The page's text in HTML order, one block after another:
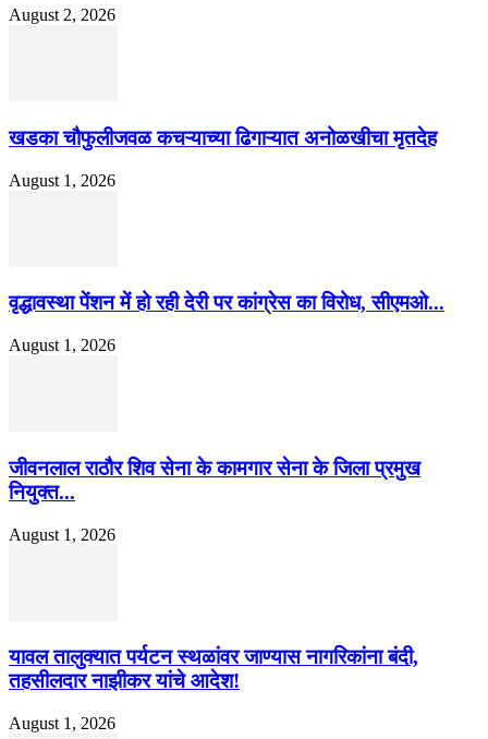
August 2, 2026
खडका चौफुलीजवळ कचऱ्याच्या ढिगाऱ्यात अनोळखीचा मृतदेह
August 1, 2026
वृद्धावस्था पेंशन में हो रही देरी पर कांग्रेस का विरोध, सीएमओ...
August 1, 2026
जीवनलाल राठौर शिव सेना के कामगार सेना के जिला प्रमुख
नियुक्त...
August 1, 2026
यावल तालुक्यात पर्यटन स्थळांवर जाण्यास नागरिकांना बंदी,
तहसीलदार नाझीकर यांचे आदेश!
August 1, 2026